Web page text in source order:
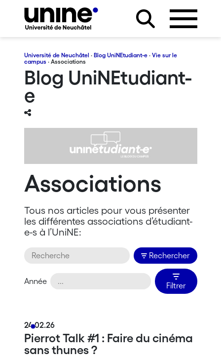
Université de Neuchâtel · Blog UniNEtudiant-e· Vie sur le
campus · Associations
Blog UniNEtudiant-
e
Associations
Tous nos articles pour vous présenter
les différentes associations d’étudiant-
e-s à l’UniNE:
Rechercher
Année Filtrer
24.02.26
Pierrot Talk #1 : Faire du cinéma
sans thunes ?